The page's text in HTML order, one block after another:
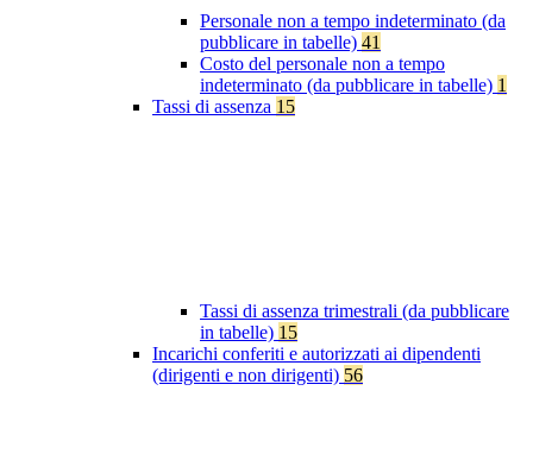
Personale non a tempo indeterminato (da
pubblicare in tabelle) 41
Costo del personale non a tempo
indeterminato (da pubblicare in tabelle) 1
Tassi di assenza 15
Tassi di assenza trimestrali (da pubblicare
in tabelle) 15
Incarichi conferiti e autorizzati ai dipendenti
(dirigenti e non dirigenti) 56